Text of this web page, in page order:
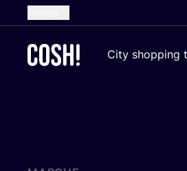
Dutch
City shopping